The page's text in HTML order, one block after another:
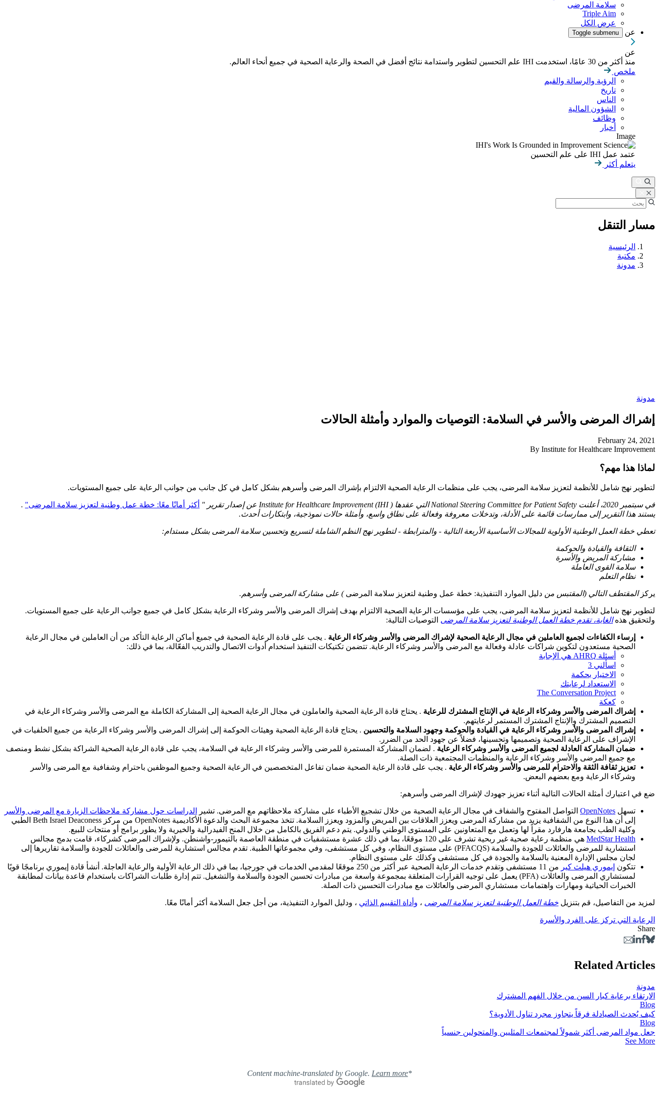
سلامة المرضى
Triple Aim
عرض الكل
عن
Toggle submenu
عن
منذ أكثر من 30 عامًا، استخدمت IHI علم التحسين لتطوير واستدامة نتائج أفضل في الصحة والرعاية الصحية في جميع أنحاء العالم.
ملخص
الرؤية والرسالة والقيم
تاريخ
الناس
الشؤون المالية
وظائف
أخبار
Image
عتمد عمل IHI على علم التحسين
يتعلم أكثر
مسار التنقل
الرئيسية
مكتبة
مدونة
مدونة
إشراك المرضى والأسر في السلامة: التوصيات والموارد وأمثلة الحالات
February 24, 2021
By Institute for Healthcare Improvement
لماذا هذا مهم؟
لتطوير نهج شامل للأنظمة لتعزيز سلامة المرضى، يجب على منظمات الرعاية الصحية الالتزام بإشراك المرضى وأسرهم بشكل كامل في كل جانب من جوانب الرعاية على جميع المستويات.
في سبتمبر 2020، أعلنت National Steering Committee for Patient Safety التي عقدها Institute for Healthcare Improvement (IHI ) عن إصدار تقرير " أكثر أمانًا معًا: خطة عمل وطنية لتعزيز سلامة المرضى" .
يستند هذا التقرير إلى ممارسات قائمة على الأدلة، وتدخلات معروفة وفعالة على نطاق واسع، وأمثلة حالات نموذجية، وابتكارات أحدث.
تعطي خطة العمل الوطنية الأولوية للمجالات الأساسية الأربعة التالية - والمترابطة - لتطوير نهج النظم الشاملة لتسريع وتحسين سلامة المرضى بشكل مستدام:
الثقافة والقيادة والحوكمة
مشاركة المريض والأسرة
سلامة القوى العاملة
نظام التعلم
يركزالمقتطف التالي (المقتبس من دليل الموارد التنفيذية: خطة عمل وطنية لتعزيز سلامة المرضى) على مشاركة المرضى وأسرهم.
لتطوير نهج شامل للأنظمة لتعزيز سلامة المرضى، يجب على مؤسسات الرعاية الصحية الالتزام بهدف إشراك المرضى والأسر وشركاء الرعاية بشكل كامل في جميع جوانب الرعاية على جميع المستويات.
ولتحقيق هذهالغاية، تقدم خطة العمل الوطنية لتعزيز سلامة المرضى التوصيات التالية:
إرساء الكفاءات لجميع العاملين في مجال الرعاية الصحية لإشراك المرضى والأسر وشركاء الرعاية . يجب على قادة الرعاية الصحية في جميع أماكن الرعاية التأكد من أن العاملين في مجال الرعاية
الصحية مستعدون لتكوين شراكات عادلة وفعالة مع المرضى والأسر وشركاء الرعاية. تتضمن تكتيكات التنفيذ استخدام أدوات الاتصال والتدريب الفعّالة، بما في ذلك:
أسئلة AHRQ هي الإجابة
اسألني 3
الاختيار بحكمة
الاستعداد لرعايتك
The Conversation Project
كعكة
إشراك المرضى والأسر وشركاء الرعاية في الإنتاج المشترك للرعاية . يحتاج قادة الرعاية الصحية والعاملون في مجال الرعاية الصحية إلى المشاركة الكاملة مع المرضى والأسر وشركاء الرعاية في
التصميم المشترك والإنتاج المشترك المستمر لرعايتهم.
إشراك المرضى والأسر وشركاء الرعاية في القيادة والحوكمة وجهود السلامة والتحسين . يحتاج قادة الرعاية الصحية وهيئات الحوكمة إلى إشراك المرضى والأسر وشركاء الرعاية من جميع الخلفيات في
الإشراف على الرعاية الصحية وتصميمها وتحسينها، فضلاً عن جهود الحد من الضرر.
ضمان المشاركة العادلة لجميع المرضى والأسر وشركاء الرعاية . لضمان المشاركة المستمرة للمرضى والأسر وشركاء الرعاية في السلامة، يجب على قادة الرعاية الصحية الشراكة بشكل نشط ومنصف
مع جميع المرضى والأسر وشركاء الرعاية والمنظمات المجتمعية ذات الصلة.
تعزيز ثقافة الثقة والاحترام للمرضى والأسر وشركاء الرعاية . يجب على قادة الرعاية الصحية ضمان تفاعل المتخصصين في الرعاية الصحية وجميع الموظفين باحترام وشفافية مع المرضى والأسر
وشركاء الرعاية ومع بعضهم البعض.
ضع في اعتبارك أمثلة الحالات التالية أثناء تعزيز جهودك لإشراك المرضى وأسرهم:
تسهل OpenNotes التواصل المفتوح والشفاف في مجال الرعاية الصحية من خلال تشجيع الأطباء على مشاركة ملاحظاتهم مع المرضى. تشير
الدراسات حول مشاركة ملاحظات الزيارة مع المرضى والأسر
إلى أن هذا النوع من الشفافية يزيد من مشاركة المرضى ويعزز العلاقات بين المريض والمزود ويعزز السلامة. تتخذ مجموعة البحث والدعوة الأكاديمية OpenNotes من مركز Beth Israel Deaconess الطبي
وكلية الطب بجامعة هارفارد مقراً لها وتعمل مع المتعاونين على المستوى الوطني والدولي. يتم دعم الفريق بالكامل من خلال المنح الفيدرالية والخيرية ولا يطور برامج أو منتجات للبيع.
MedStar Health
هي منظمة رعاية صحية غير ربحية تشرف على 120 موقعًا، بما في ذلك عشرة مستشفيات في منطقة العاصمة بالتيمور-واشنطن. ولإشراك المرضى كشركاء، قامت بدمج مجالس
استشارية للمرضى والعائلات للجودة والسلامة (PFACQS) على مستوى النظام، وفي كل مستشفى، وفي مجموعاتها الطبية. تقدم مجالس استشارية للمرضى والعائلات للجودة والسلامة تقاريرها إلى
لجان مجلس الإدارة المعنية بالسلامة والجودة في كل مستشفى وكذلك على مستوى النظام.
تتكون إيموري هيلث كير
من 11 مستشفى وتقدم خدمات الرعاية الصحية عبر أكثر من 250 موقعًا لمقدمي الخدمات في جورجيا، بما في ذلك الرعاية الأولية والرعاية العاجلة. أنشأ قادة إيموري برنامجًا قويًا
لمستشاري المرضى والعائلات (PFA) يعمل على توجيه القرارات المتعلقة بمجموعة واسعة من مبادرات تحسين الجودة والسلامة والتشغيل. تتم إدارة طلبات الشراكات باستخدام قاعدة بيانات لمطابقة
الخبرات الحياتية ومهارات واهتمامات مستشاري المرضى والعائلات مع مبادرات التحسين ذات الصلة.
لمزيد من التفاصيل، قم بتنزيل خطة العمل الوطنية لتعزيز سلامة المرضى ، وأداة التقييم الذاتي ، ودليل الموارد التنفيذية، من أجل جعل السلامة أكثر أمانًا معًا.
الرعاية التي تركز على الفرد والأسرة
Share
Related Articles
مدونة
الارتقاء برعاية كبار السن من خلال الفهم المشترك
Blog
كيف يُحدث الصيادلة فرقاً يتجاوز مجرد تناول الأدوية؟
Blog
جعل مواد المرضى أكثر شمولاً لمجتمعات المثليين والمتحولين جنسياً
See More
*Content machine-translated by Google.
Learn more